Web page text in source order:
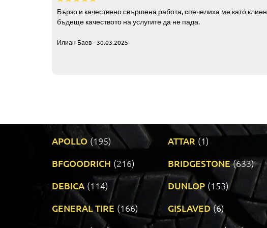
Бързо и качествено свършена работа, спечелиха ме като
бъдеще качеството на услугите да не пада.
Илиан Баев - 30.03.2025
APOLLO (195) ATTAR (1)
BFGOODRICH (216) BRIDGESTONE (633)
DEBICA (114) DUNLOP (153)
GENERAL TIRE (166) GISLAVED (6)